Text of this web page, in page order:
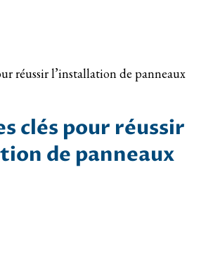
réussir l’installation de panneaux
clés pour réussir
de panneaux